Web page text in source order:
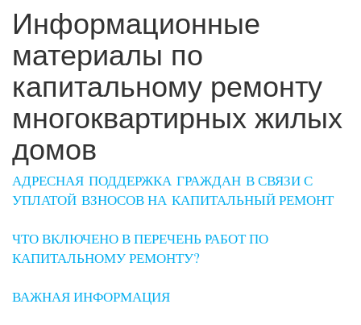
Информационные
материалы по
капитальному ремонту
многоквартирных жилых
домов
АДРЕСНАЯ ПОДДЕРЖКА ГРАЖДАН В СВЯЗИ С
УПЛАТОЙ ВЗНОСОВ НА КАПИТАЛЬНЫЙ РЕМОНТ
ЧТО ВКЛЮЧЕНО В ПЕРЕЧЕНЬ РАБОТ ПО
КАПИТАЛЬНОМУ РЕМОНТУ?
ВАЖНАЯ ИНФОРМАЦИЯ